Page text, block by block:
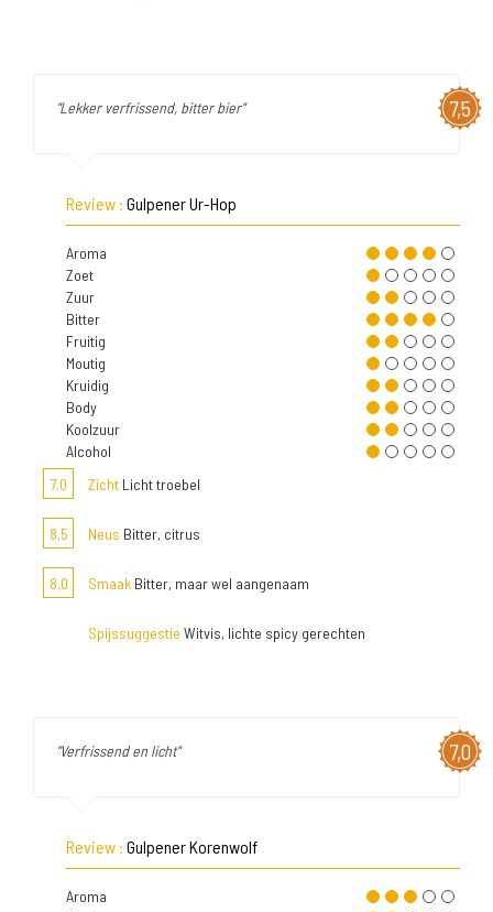
7,5
"Lekker verfrissend, bitter bier"
Review : Gulpener Ur-Hop
Aroma
Zoet
Zuur
Bitter
Fruitig
Moutig
Kruidig
Body
Koolzuur
Alcohol
7,0
Zicht Licht troebel
8,5 Neus Bitter, citrus
8,0 Smaak Bitter, maar wel aangenaam
Spijssuggestie Witvis, lichte spicy gerechten
7,0
"Verfrissend en licht"
Review : Gulpener Korenwolf
Aroma